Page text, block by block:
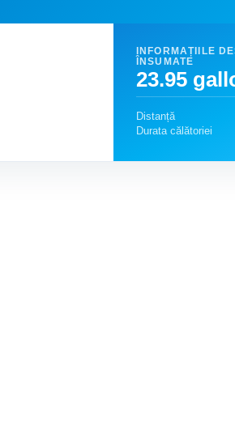
INFORMAȚIILE
ÎNSUMATE
23.95
Distanță
Durata călătoriei